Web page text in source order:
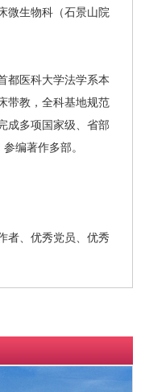
生物科（石景山院
医科大学法学系本
带教，全科基地规范
成多项国家级、省部
编著作多部。
、优秀党员、优秀